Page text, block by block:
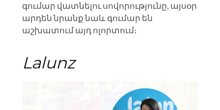
գումար վատնելու սովորությունը, այսօր
արդեն նրանք նաև գումար են
աշխատում այդ ոլորտում։
Lalunz